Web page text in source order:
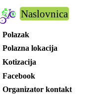
Naslovnica
Polazak
Polazna lokacija
Kotizacija
Facebook
Organizator kontakt